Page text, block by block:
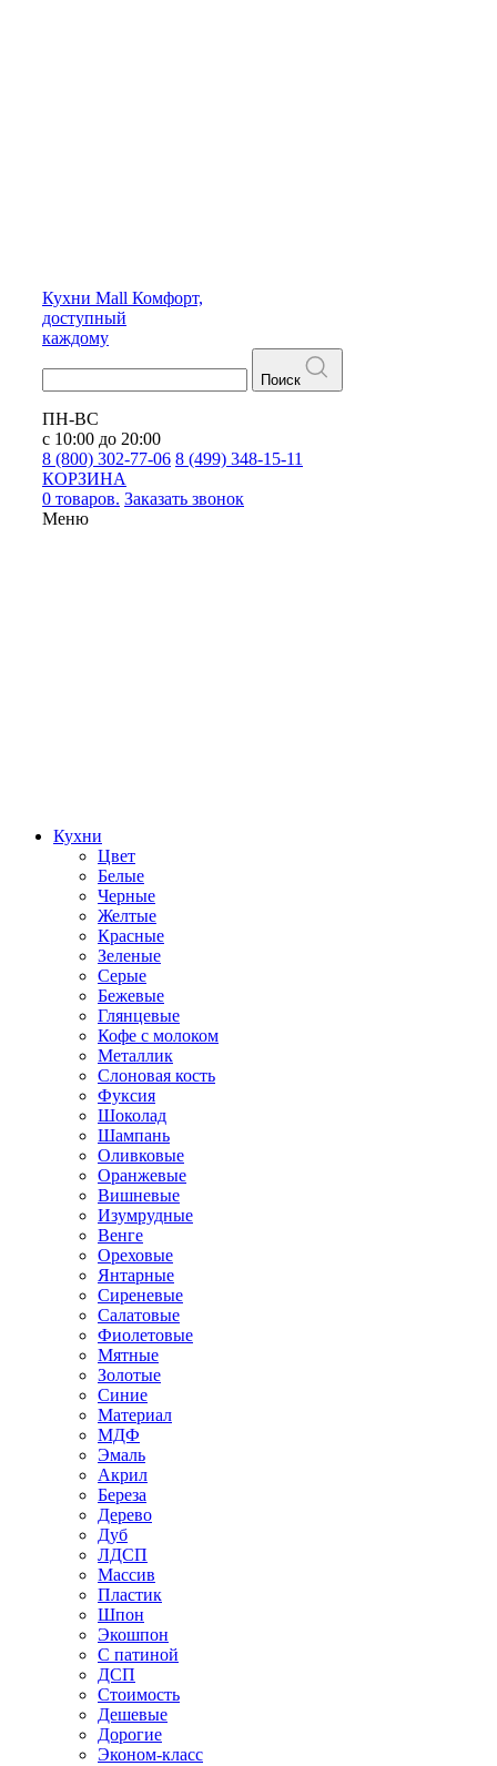
Кухни Mall Комфорт,
доступный
каждому
Поиск
ПН-ВС
с 10:00 до 20:00
8 (800) 302-77-06 8 (499) 348-15-11
КОРЗИНА
0 товаров. Заказать звонок
Меню
Кухни
Цвет
Белые
Черные
Желтые
Красные
Зеленые
Серые
Бежевые
Глянцевые
Кофе с молоком
Металлик
Слоновая кость
Фуксия
Шоколад
Шампань
Оливковые
Оранжевые
Вишневые
Изумрудные
Венге
Ореховые
Янтарные
Сиреневые
Салатовые
Фиолетовые
Мятные
Золотые
Синие
Материал
МДФ
Эмаль
Акрил
Береза
Дерево
Дуб
ЛДСП
Массив
Пластик
Шпон
Экошпон
С патиной
ДСП
Стоимость
Дешевые
Дорогие
Эконом-класс